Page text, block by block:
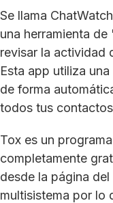
Se llama
una herramienta
revisar la actividad
Esta app utiliza
de forma
todos tus
Tox es un
completamente
desde la página
multisistema por lo